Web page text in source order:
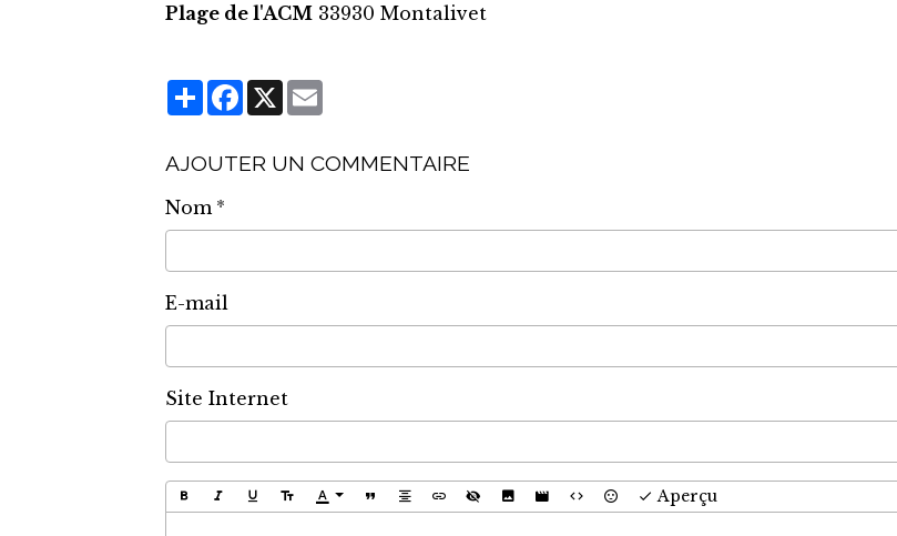
Plage de l'ACM 33930 Montalivet
PartagerFacebook
X
AJOUTER UN COMMENTAIRE
Nom
E-mail
Site Internet
Aperçu